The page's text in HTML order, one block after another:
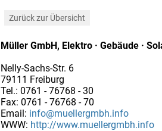
Zurück zur Übersicht
Müller GmbH, Elektro · Gebäude ·
Nelly-Sachs-Str. 6
79111 Freiburg
Tel.: 0761 - 76768 - 30
Fax: 0761 - 76768 - 70
Email: info@muellergmbh.info
WWW: http://www.muellergmbh.info